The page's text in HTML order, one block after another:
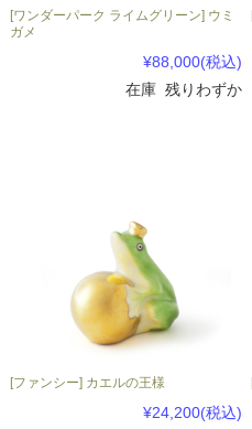
[ワンダーパーク ライムグリーン] ウミ
ガメ
¥88,000(税込)
在庫 残りわずか
[ファンシー] カエルの王様
¥24,200(税込)